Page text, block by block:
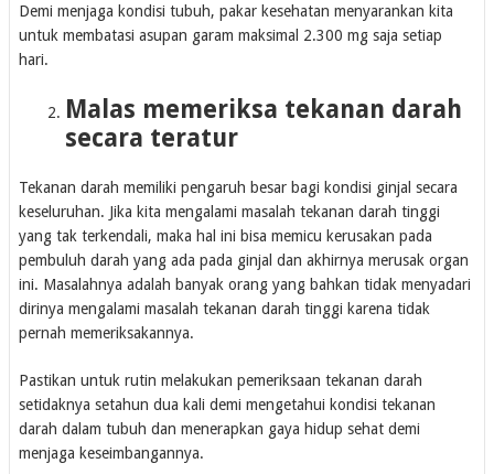
Demi menjaga kondisi tubuh, pakar kesehatan menyarankan kita
untuk membatasi asupan garam maksimal 2.300 mg saja setiap
hari.
Malas memeriksa tekanan darah
secara teratur
Tekanan darah memiliki pengaruh besar bagi kondisi ginjal secara
keseluruhan. Jika kita mengalami masalah tekanan darah tinggi
yang tak terkendali, maka hal ini bisa memicu kerusakan pada
pembuluh darah yang ada pada ginjal dan akhirnya merusak organ
ini. Masalahnya adalah banyak orang yang bahkan tidak menyadari
dirinya mengalami masalah tekanan darah tinggi karena tidak
pernah memeriksakannya.
Pastikan untuk rutin melakukan pemeriksaan tekanan darah
setidaknya setahun dua kali demi mengetahui kondisi tekanan
darah dalam tubuh dan menerapkan gaya hidup sehat demi
menjaga keseimbangannya.